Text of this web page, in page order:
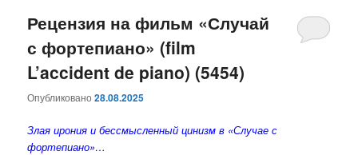
основному
содержимому
дополнительному
содержимому
Рецензия на фильм «Случай
с фортепиано» (film
L’accident de piano) (5454)
Опубликовано28.08.2025
Злая ирония и бессмысленный цинизм в «Случае с
фортепиано»…